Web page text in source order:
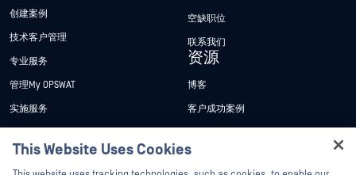
创建案例
技术客户管理
专业服务
管理My OPSWAT
实施服务
技术文档
空缺职位
联系我们
资源
博客
客户成功案例
新闻报道
This Website Uses Cookies
Hey there!